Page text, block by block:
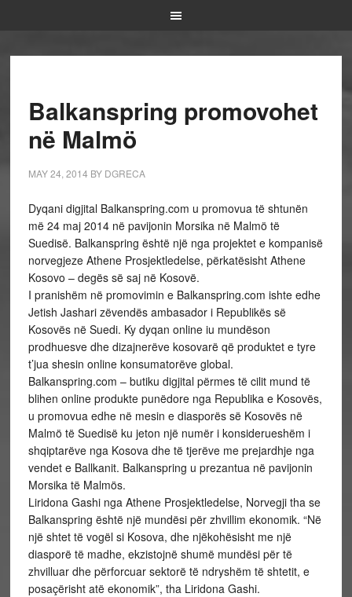
Balkanspring promovohet
në Malmö
MAY 24, 2014 BY DGRECA
Dyqani digjital Balkanspring.com u promovua të shtunën
më 24 maj 2014 në pavijonin Morsika në Malmö të
Suedisë. Balkanspring është një nga projektet e kompanisë
norvegjeze Athene Prosjektledelse, përkatësisht Athene
Kosovo – degës së saj në Kosovë.
I pranishëm në promovimin e Balkanspring.com ishte edhe
Jetish Jashari zëvendës ambasador i Republikës së
Kosovës në Suedi. Ky dyqan online iu mundëson
prodhuesve dhe dizajnerëve kosovarë që produktet e tyre
t’jua shesin online konsumatorëve global.
Balkanspring.com – butiku digjital përmes të cilit mund të
blihen online produkte punëdore nga Republika e Kosovës,
u promovua edhe në mesin e diasporës së Kosovës në
Malmö të Suedisë ku jeton një numër i konsiderueshëm i
shqiptarëve nga Kosova dhe të tjerëve me prejardhje nga
vendet e Ballkanit. Balkanspring u prezantua në pavijonin
Morsika të Malmös.
Liridona Gashi nga Athene Prosjektledelse, Norvegji tha se
Balkanspring është një mundësi për zhvillim ekonomik. “Në
një shtet të vogël si Kosova, dhe njëkohësisht me një
diasporë të madhe, ekzistojnë shumë mundësi për të
zhvilluar dhe përforcuar sektorë të ndryshëm të shtetit, e
posaçërisht atë ekonomik”, tha Liridona Gashi.